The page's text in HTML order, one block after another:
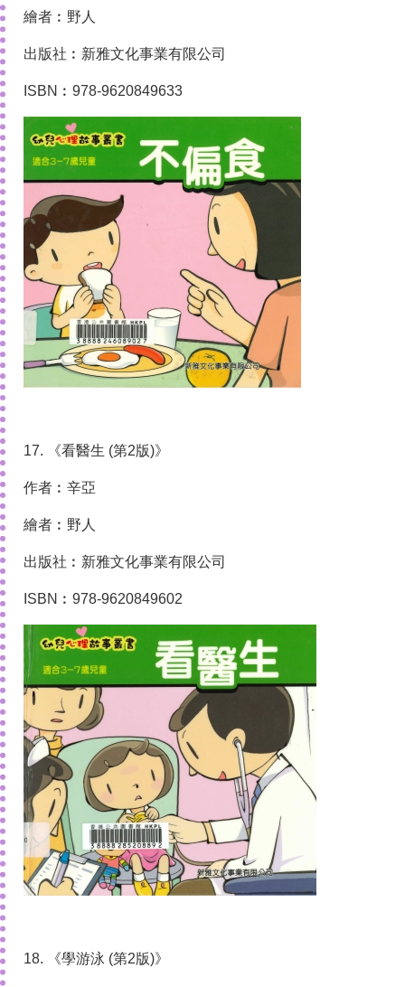
繪者︰野人
出版社︰新雅文化事業有限公司
ISBN︰978-9620849633
17. 《看醫生 (第2版)》
作者︰辛亞
繪者︰野人
出版社︰新雅文化事業有限公司
ISBN︰978-9620849602
18. 《學游泳 (第2版)》